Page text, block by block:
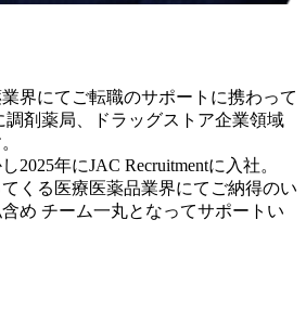
界にてご転職のサポートに携わって
調剤薬局、ドラッグストア企業領域
2025年にJAC Recruitmentに入社。
くる医療医薬品業界にてご納得のい
め チーム一丸となってサポートい